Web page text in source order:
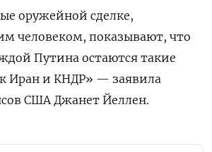
оружейной сделке,
человеком, показывают, что
Путина остаются такие
Иран и КНДР» — заявила
США Джанет Йеллен.